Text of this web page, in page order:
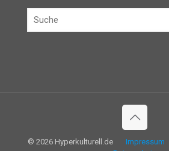
© 2026 Hyperkulturell.de Impressum